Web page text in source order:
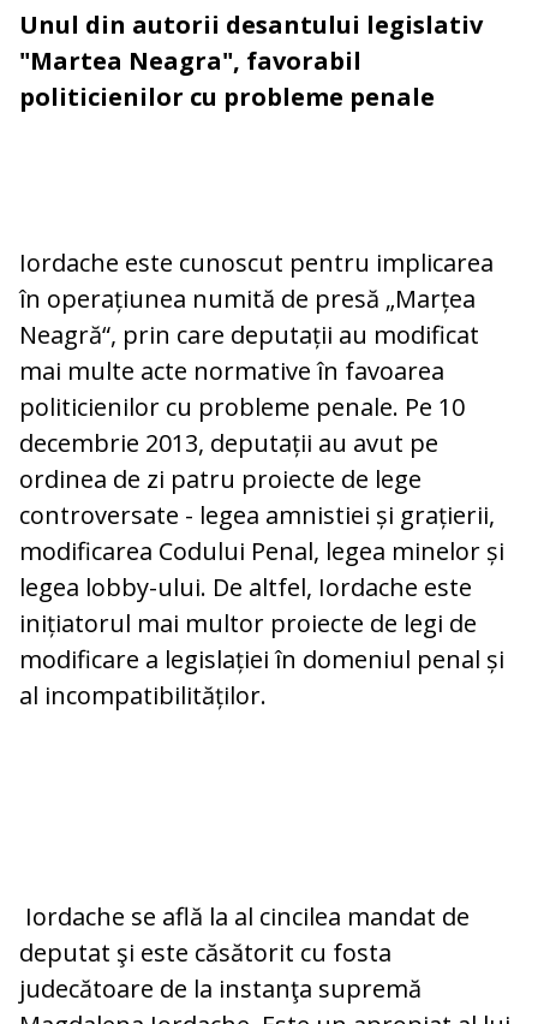
Unul din autorii desantului legislativ
"Martea Neagra", favorabil
politicienilor cu probleme penale
Iordache este cunoscut pentru implicarea
în operațiunea numită de presă „Marțea
Neagră“, prin care deputații au modificat
mai multe acte normative în favoarea
politicienilor cu probleme penale. Pe 10
decembrie 2013, deputații au avut pe
ordinea de zi patru pro­iecte de lege
controversate - legea amnistiei și grațierii,
modifica­rea Codului Penal, legea minelor și
legea lobby-ului. De altfel, Iordache este
inițiatorul mai multor proiecte de legi de
modificare a legislației în domeniul penal și
al incompatibilităților.
Iordache se află la al cincilea mandat de
deputat şi este căsătorit cu fosta
judecătoare de la instanţa supremă